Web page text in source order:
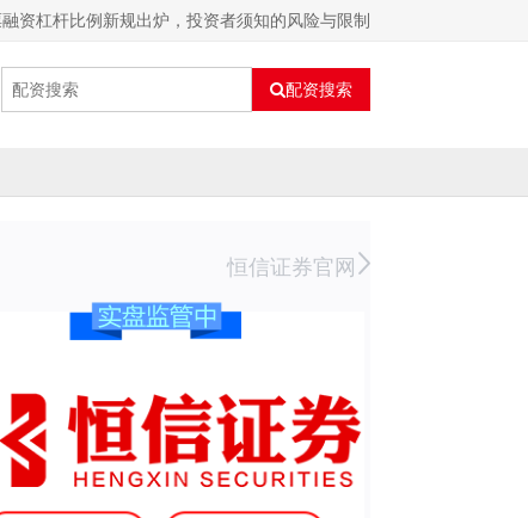
资杠杆比例新规出炉，投资者须知的风险与限制
配资搜索
恒信证券官网